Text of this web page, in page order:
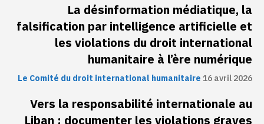
La désinformation médiatique, la
falsification par intelligence artificielle et
les violations du droit international
humanitaire à l’ère numérique
Le Comité du droit international humanitaire16 avril 2026
Vers la responsabilité internationale au
Liban : documenter les violations graves